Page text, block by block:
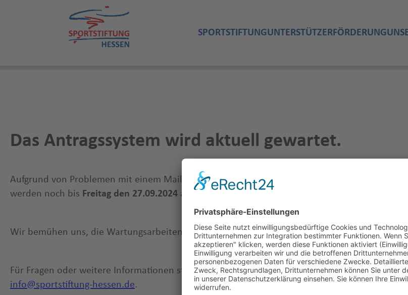
SPORTSTIFTUNGUNTERSTÜTZERFÖRDERUNG
Das Antragssystem wird aktuell gewartet.
Aufgrund von Problemen mit einem Mail-Verteiler wird das System für Förderanträge noch
werden noch bis Freitag den 27.09.2024 andauern.
Wir bemühen uns, die Wartungsarbeiten so schnell wie möglich abzuschließen und danken
Für Fragen oder weitere Informationen stehen wir Euch gerne zur Verfügung. Nutzt dafür
info@sportstiftung-hessen.de.